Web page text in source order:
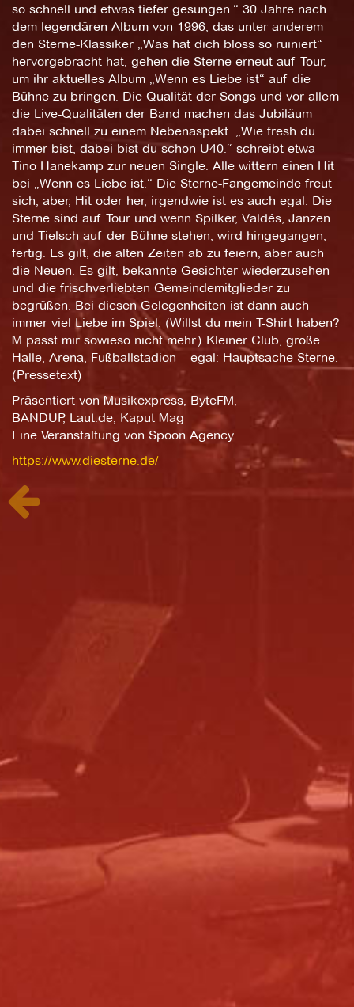
so schnell und etwas tiefer gesungen.“ 30 Jahre nach
dem legendären Album von 1996, das unter anderem
den Sterne-Klassiker „Was hat dich bloss so ruiniert“
hervorgebracht hat, gehen die Sterne erneut auf Tour,
um ihr aktuelles Album „Wenn es Liebe ist“ auf die
Bühne zu bringen. Die Qualität der Songs und vor allem
die Live-Qualitäten der Band machen das Jubiläum
dabei schnell zu einem Nebenaspekt. „Wie fresh du
immer bist, dabei bist du schon Ü40.“ schreibt etwa
Tino Hanekamp zur neuen Single. Alle wittern einen Hit
bei „Wenn es Liebe ist.“ Die Sterne-Fangemeinde freut
sich, aber, Hit oder her, irgendwie ist es auch egal. Die
Sterne sind auf Tour und wenn Spilker, Valdés, Janzen
und Tielsch auf der Bühne stehen, wird hingegangen,
fertig. Es gilt, die alten Zeiten ab zu feiern, aber auch
die Neuen. Es gilt, bekannte Gesichter wiederzusehen
und die frischverliebten Gemeindemitglieder zu
begrüßen. Bei diesen Gelegenheiten ist dann auch
immer viel Liebe im Spiel. (Willst du mein T-Shirt haben?
M passt mir sowieso nicht mehr.) Kleiner Club, große
Halle, Arena, Fußballstadion – egal: Hauptsache Sterne.
(Pressetext)
Präsentiert von Musikexpress, ByteFM,
BANDUP, Laut.de, Kaput Mag
Eine Veranstaltung von Spoon Agency
https://www.diesterne.de/